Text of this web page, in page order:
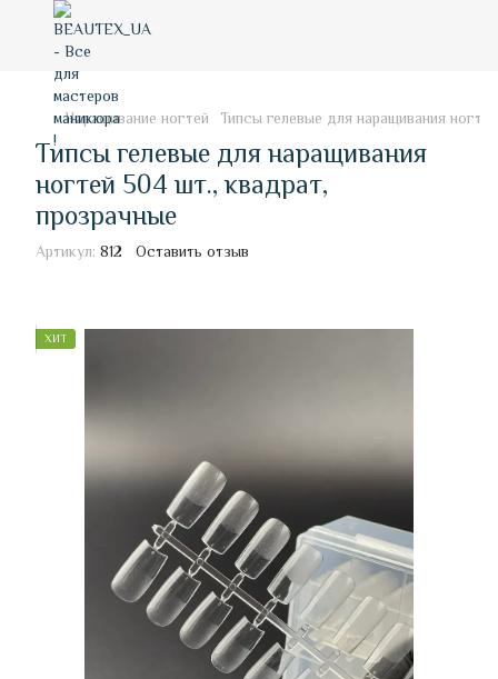
Наращивание ногтей Типсы гелевые для наращивания
Типсы гелевые для наращивания
ногтей 504 шт., квадрат,
прозрачные
Артикул: 812 Оставить отзыв
ХИТ